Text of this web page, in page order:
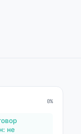
0%
не